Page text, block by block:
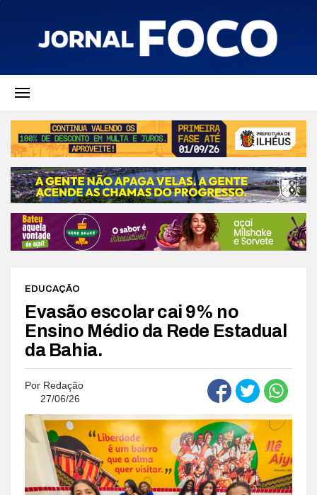
EDUCAÇÃO
Evasão escolar cai 9% no
Ensino Médio da Rede Estadual
da Bahia.
Por Redação
27/06/26